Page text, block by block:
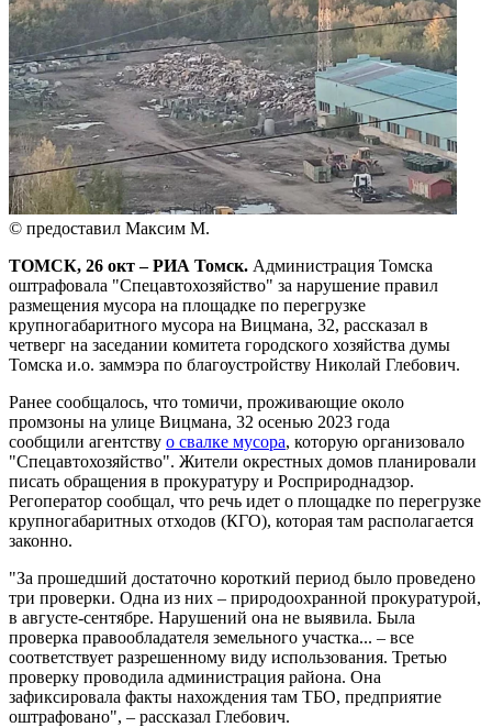
© предоставил Максим М.
ТОМСК, 26 окт – РИА Томск. Администрация Томска
оштрафовала "Спецавтохозяйство" за нарушение правил
размещения мусора на площадке по перегрузке
крупногабаритного мусора на Вицмана, 32, рассказал в
четверг на заседании комитета городского хозяйства думы
Томска и.о. заммэра по благоустройству Николай Глебович.
Ранее сообщалось, что томичи, проживающие около
промзоны на улице Вицмана, 32 осенью 2023 года
сообщили агентству о свалке мусора, которую организовало
"Спецавтохозяйство". Жители окрестных домов планировали
писать обращения в прокуратуру и Росприроднадзор.
Регоператор сообщал, что речь идет о площадке по перегрузке
крупногабаритных отходов (КГО), которая там располагается
законно.
"За прошедший достаточно короткий период было проведено
три проверки. Одна из них – природоохранной прокуратурой,
в августе-сентябре. Нарушений она не выявила. Была
проверка правообладателя земельного участка... – все
соответствует разрешенному виду использования. Третью
проверку проводила администрация района. Она
зафиксировала факты нахождения там ТБО, предприятие
оштрафовано", – рассказал Глебович.